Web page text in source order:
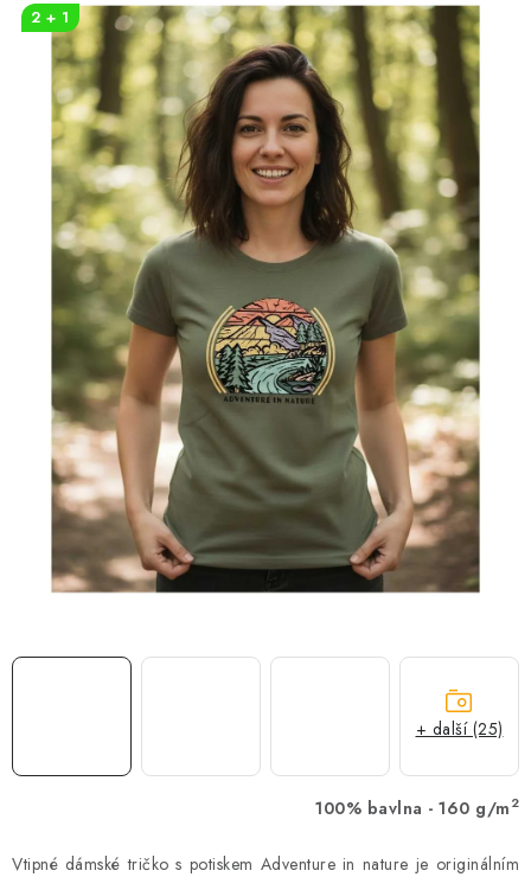
VLASTNÍ MOTIV
TRIČKA
MIKINY
OKAMŽITĚ K ODBĚRU
MÁM SRDCE POMÁHÁM
VÁNOCE
PROVIZNÍ SYSTÉM
O nás Časté otázky
Doprava a platba
Obchodní podmínky
Zásady zpracování ochrany osobních údajů
Napište nám
100% bavlna - 160 g/m 2
Vtipné dámské tričko s potiskem Adventure in nature je originálním
2 + 1
+ další (25)